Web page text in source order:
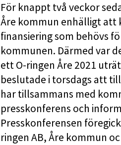
För knappt två veckor
Åre kommun enhälligt att
finansiering som behövs
kommunen. Därmed var
ett O-ringen Åre 2021
beslutade i torsdags att
har tillsammans med
presskonferens och
Presskonferensen
ringen AB, Åre kommun